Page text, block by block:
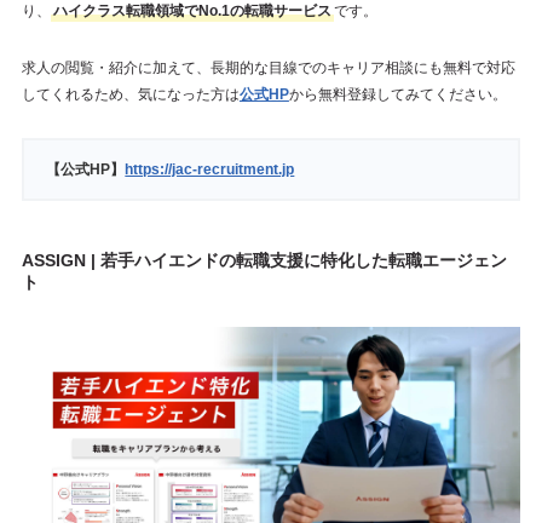
り、
ハイクラス転職領域でNo.1の転職サービスです。
求人の閲覧・紹介に加えて、長期的な目線でのキャリア相談にも無料で対応
してくれるため、気になった方は公式HPから無料登録してみてください。
【公式HP】 https://jac-recruitment.jp
ASSIGN | 若手ハイエンドの転職支援に特化した転職エージェン
ト